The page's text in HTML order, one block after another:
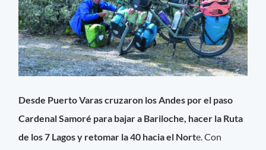
Desde Puerto Varas cruzaron los Andes por el paso
Cardenal Samoré para bajar a Bariloche, hacer la Ruta
de los 7 Lagos y retomar la 40 hacia el Norte. Con